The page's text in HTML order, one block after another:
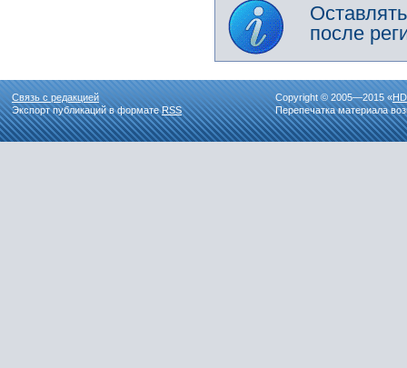
после
Связь с редакцией
Экспорт публикаций в форматеRSS
Copyright © 2005—2015 «
Перепечатка материала